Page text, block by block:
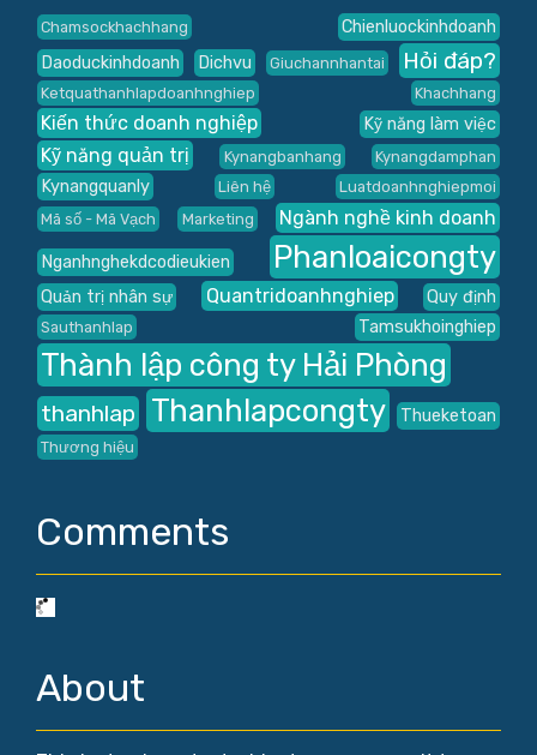
Chamsockhachhang
Chienluockinhdoanh
Daoduckinhdoanh
Dichvu Giuchannhantai Hỏi đáp?
Ketquathanhlapdoanhnghiep Khachhang
Kiến thức doanh nghiệp Kỹ năng làm việc
Kỹ năng quản trị Kynangbanhang Kynangdamphan
Kynangquanly Liên hệ
Luatdoanhnghiepmoi
Mã số - Mã Vạch
Marketing Ngành nghề kinh doanh
Nganhnghekdcodieukien Phanloaicongty
Quản trị nhân sự Quantridoanhnghiep Quy định
Sauthanhlap Tamsukhoinghiep
Thành lập công ty Hải Phòng
thanhlap Thanhlapcongty Thueketoan
Thương hiệu
Comments
About